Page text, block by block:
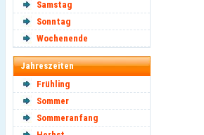
Samstag
Sonntag
Wochenende
Jahreszeiten
Frühling
Sommer
Sommeranfang